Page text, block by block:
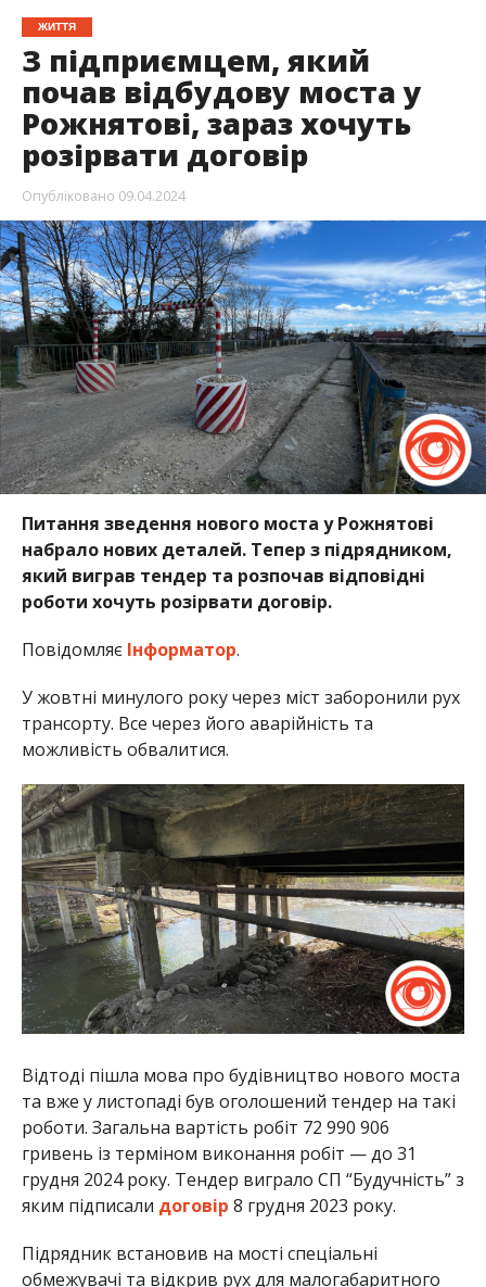
ЖИТТЯ
З підприємцем, який
почав відбудову моста у
Рожнятові, зараз хочуть
розірвати договір
Опубліковано 09.04.2024
Питання зведення нового моста у Рожнятові
набрало нових деталей. Тепер з підрядником,
який виграв тендер та розпочав відповідні
роботи хочуть розірвати договір.
Повідомляє Інформатор.
У жовтні минулого року через міст заборонили рух
трансорту. Все через його аварійність та
можливість обвалитися.
Відтоді пішла мова про будівництво нового моста
та вже у листопаді був оголошений тендер на такі
роботи. Загальна вартість робіт 72 990 906
гривень із терміном виконання робіт — до 31
грудня 2024 року. Тендер виграло СП “Будучність” з
яким підписали договір 8 грудня 2023 року.
Підрядник встановив на мості спеціальні
обмежувачі та відкрив рух для малогабаритного